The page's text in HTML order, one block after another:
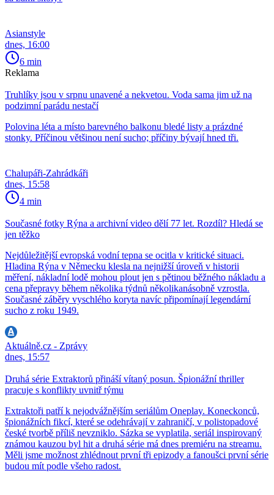
Asianstyle
dnes, 16:00
6 min
Reklama
Truhlíky jsou v srpnu unavené a nekvetou. Voda sama jim už na
podzimní parádu nestačí
Polovina léta a místo barevného balkonu bledé listy a prázdné
stonky. Příčinou většinou není sucho; příčiny bývají hned tři.
Chalupáři-Zahrádkáři
dnes, 15:58
4 min
Současné fotky Rýna a archivní video dělí 77 let. Rozdíl? Hledá se
jen těžko
Nejdůležitější evropská vodní tepna se ocitla v kritické situaci.
Hladina Rýna v Německu klesla na nejnižší úroveň v historii
měření, nákladní lodě mohou plout jen s pětinou běžného nákladu a
cena přepravy během několika týdnů několikanásobně vzrostla.
Současné záběry vyschlého koryta navíc připomínají legendární
sucho z roku 1949.
Aktuálně.cz - Zprávy
dnes, 15:57
Druhá série Extraktorů přináší vítaný posun. Špionážní thriller
pracuje s konflikty uvnitř týmu
Extraktoři patří k nejodvážnějším seriálům Oneplay. Koneckonců,
špionážních fikcí, které se odehrávají v zahraničí, v polistopadové
české tvorbě příliš nevzniklo. Sázka se vyplatila, seriál inspirovaný
známou kauzou byl hit a druhá série má dnes premiéru na streamu.
Měli jsme možnost zhlédnout první tři epizody a fanoušci první série
budou mít podle všeho radost.